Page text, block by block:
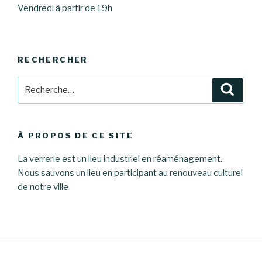
Vendredi à partir de 19h
RECHERCHER
À PROPOS DE CE SITE
La verrerie est un lieu industriel en réaménagement.
Nous sauvons un lieu en participant au renouveau culturel
de notre ville